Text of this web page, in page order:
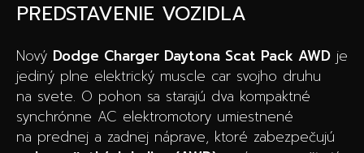
PREDSTAVENIE VOZIDLA
Nový Dodge Charger Daytona Scat Pack AWD je
jediný plne elektrický muscle car svojho druhu
na svete. O pohon sa starajú dva kompaktné
synchrónne AC elektromotory umiestnené
na prednej a zadnej náprave, ktoré zabezpečujú